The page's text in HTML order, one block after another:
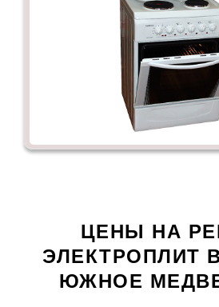
ЦЕНЫ НА
ЭЛЕКТРОПЛИТ
ЮЖНОЕ